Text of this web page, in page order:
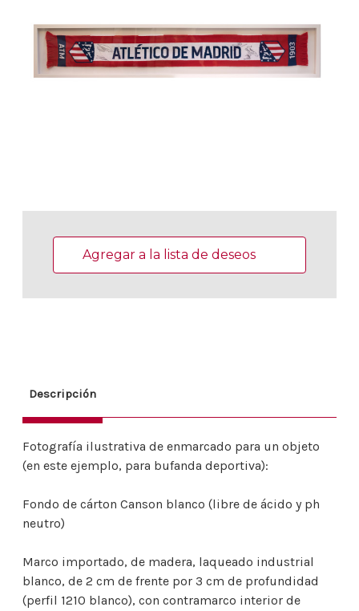
actuales:Agregar a la lista de deseos
Descripción
Fotografía ilustrativa de enmarcado para un objeto
(en este ejemplo, para bufanda deportiva):
Fondo de cárton Canson blanco (libre de ácido y ph
neutro)
Marco importado, de madera, laqueado industrial
blanco, de 2 cm de frente por 3 cm de profundidad
(perfil 1210 blanco), con contramarco interior de